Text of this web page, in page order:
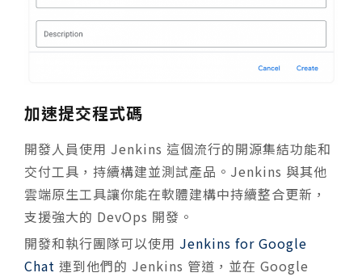
加速提交程式碼
開發人員使用 Jenkins 這個流行的開源集結功能和
交付工具，持續構建並測試產品。Jenkins 與其他
雲端原生工具讓你能在軟體建構中持續整合更新，
支援強大的 DevOps 開發。
開發和執行團隊可以使用 Jenkins for Google
Chat 連到他們的 Jenkins 管道，並在 Google